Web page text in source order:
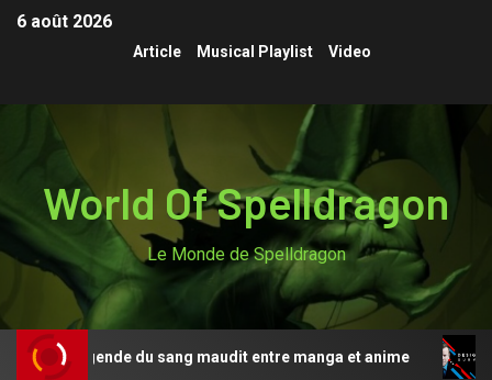
6 août 2026
Article Musical Playlist Video
World Of Spelldragon
Le Monde de Spelldragon
la légende du sang maudit entre manga et anime